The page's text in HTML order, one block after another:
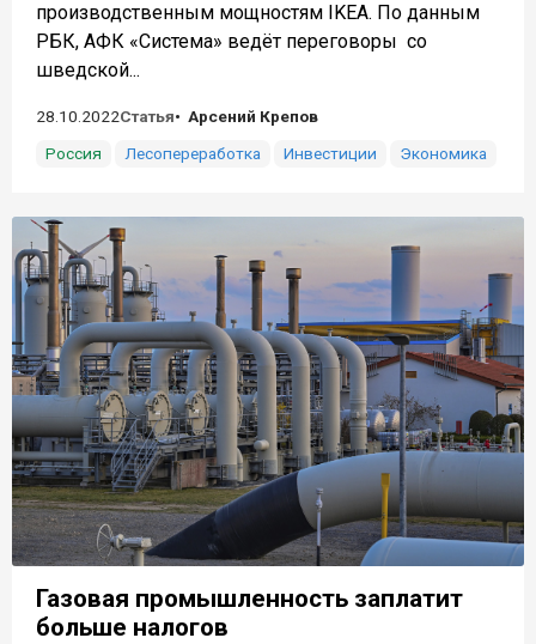
производственным мощностям IKEA. По данным
РБК, АФК «Система» ведёт переговоры со
шведской...
28.10.2022Статья
Арсений Крепов
Россия
Лесопереработка Инвестиции Экономика
Газовая промышленность заплатит
больше налогов